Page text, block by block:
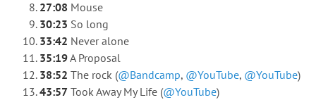
27:08 Mouse
30:23 So long
33:42 Never alone
35:19A Proposal
38:52 The rock (@Bandcamp, @YouTube, @YouTube)
43:57 Took Away My Life (@YouTube)